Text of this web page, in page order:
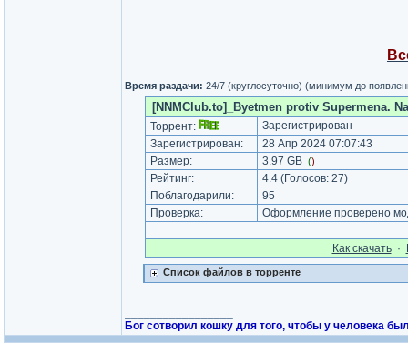
Время раздачи: 24/7 (круглосуточно) (минимум до
[NNMClub.to]_Byetmen protiv Supermena.
Торрент:
Зарегистрирован
Зарегистрирован:
28 Апр 2024 07:07:43
Размер:
3.97 GB ()
Рейтинг: 4.4(Голосов: 27)
Поблагодарили:
95
Проверка:
Оформление проверено
Как cкачать·
Список файлов в торренте
Бог сотворил кошку для того, чтобы у человека